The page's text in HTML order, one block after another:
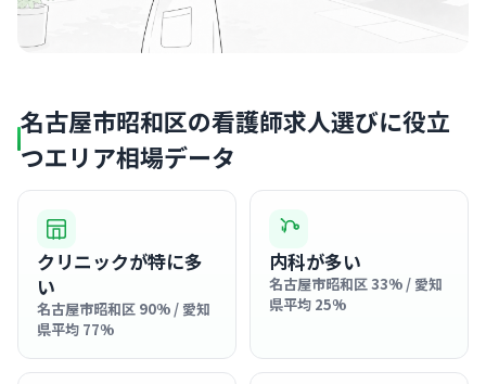
名古屋市昭和区の看護師求人選びに役立
つエリア相場データ
クリニックが特に多
い
名古屋市昭和区 90% / 愛知
県平均 77%
内科が多い
名古屋市昭和区 33% / 愛知
県平均 25%